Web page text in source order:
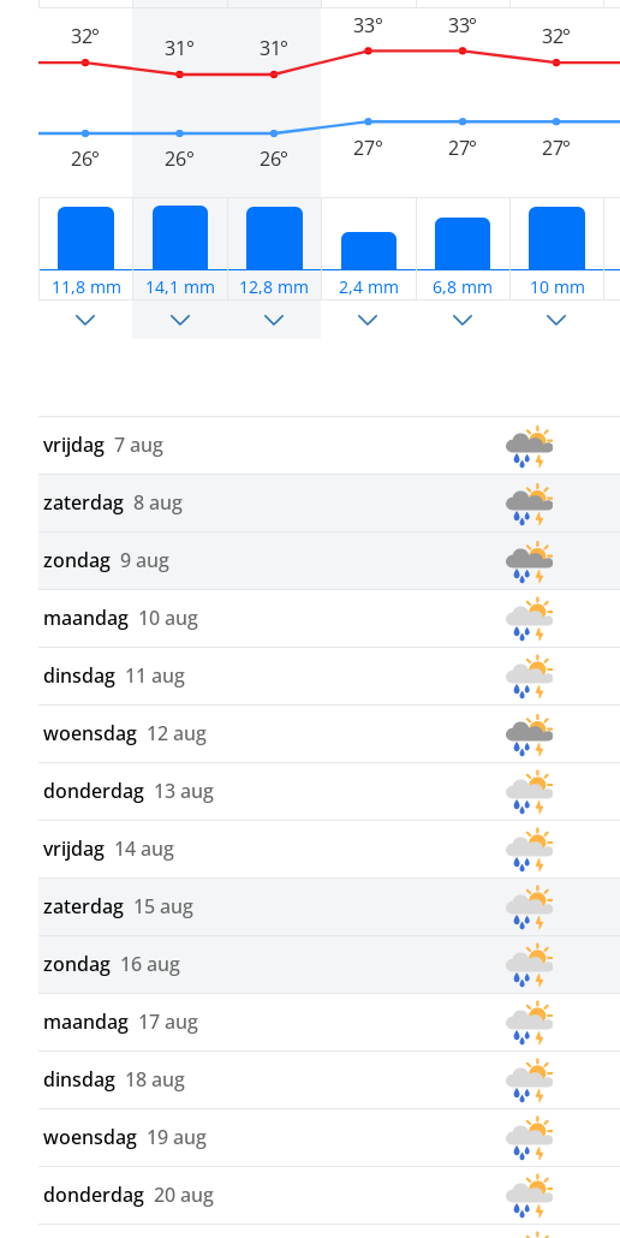
26°
32°
11,8 mm
26°
31°
14,1 mm
26°
31°
12,8 mm
27°
33°
2,4 mm
27°
33°
6,8 mm
27°
32°
10 mm
vrijdag 7 aug
zaterdag 8 aug
zondag 9 aug
maandag 10 aug
dinsdag 11 aug
woensdag 12 aug
donderdag 13 aug
vrijdag 14 aug
zaterdag 15 aug
zondag 16 aug
maandag 17 aug
dinsdag 18 aug
woensdag 19 aug
donderdag 20 aug